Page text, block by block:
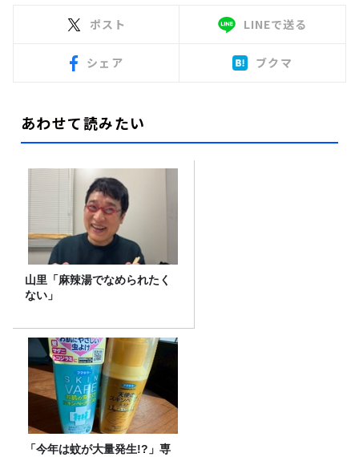
ポスト LINEで送る
シェア ブクマ
あわせて読みたい
山里「麻辣湯でなめられたく
ない」
「今年は蚊が大量発生!?」専